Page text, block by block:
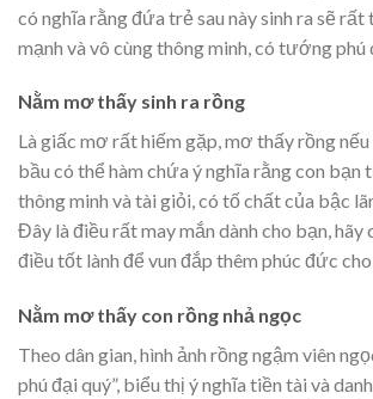
có nghĩa rằng đứa trẻ sau này sinh ra sẽ rất
mạnh và vô cùng thông minh, có tướng phú
Nằm mơ thấy sinh ra rồng
Là giấc mơ rất hiếm gặp, mơ thấy rồng
bầu có thể hàm chứa ý nghĩa rằng con
thông minh và tài giỏi, có tố chất của bậc
Đây là điều rất may mắn dành cho bạn, hãy
điều tốt lành để vun đắp thêm phúc đức
Nằm mơ thấy con rồng nhả ngọc
Theo dân gian, hình ảnh rồng ngậm viên
phú đại quý”, biểu thị ý nghĩa tiền tài và